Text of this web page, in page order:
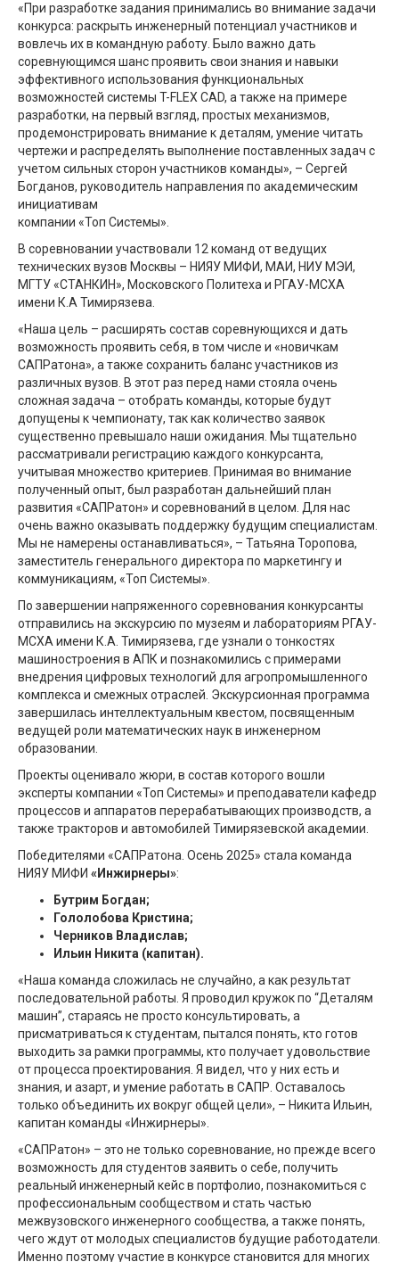
«При разработке задания принимались во внимание задачи
конкурса: раскрыть инженерный потенциал участников и
вовлечь их в командную работу. Было важно дать
соревнующимся шанс проявить свои знания и навыки
эффективного использования функциональных
возможностей системы T-FLEX CAD, а также на примере
разработки, на первый взгляд, простых механизмов,
продемонстрировать внимание к деталям, умение читать
чертежи и распределять выполнение поставленных задач с
учетом сильных сторон участников команды», – Сергей
Богданов, руководитель направления по академическим
инициативам
компании «Топ Системы».
В соревновании участвовали 12 команд от ведущих
технических вузов Москвы – НИЯУ МИФИ, МАИ, НИУ МЭИ,
МГТУ «СТАНКИН», Московского Политеха и РГАУ-МСХА
имени К.А Тимирязева.
«Наша цель – расширять состав соревнующихся и дать
возможность проявить себя, в том числе и «новичкам
САПРатона», а также сохранить баланс участников из
различных вузов. В этот раз перед нами стояла очень
сложная задача – отобрать команды, которые будут
допущены к чемпионату, так как количество заявок
существенно превышало наши ожидания. Мы тщательно
рассматривали регистрацию каждого конкурсанта,
учитывая множество критериев. Принимая во внимание
полученный опыт, был разработан дальнейший план
развития «САПРатон» и соревнований в целом. Для нас
очень важно оказывать поддержку будущим специалистам.
Мы не намерены останавливаться», – Татьяна Торопова,
заместитель генерального директора по маркетингу и
коммуникациям, «Топ Системы».
По завершении напряженного соревнования конкурсанты
отправились на экскурсию по музеям и лабораториям РГАУ-
МСХА имени К.А. Тимирязева, где узнали о тонкостях
машиностроения в АПК и познакомились с примерами
внедрения цифровых технологий для агропромышленного
комплекса и смежных отраслей. Экскурсионная программа
завершилась интеллектуальным квестом, посвященным
ведущей роли математических наук в инженерном
образовании.
Проекты оценивало жюри, в состав которого вошли
эксперты компании «Топ Системы» и преподаватели кафедр
процессов и аппаратов перерабатывающих производств, а
также тракторов и автомобилей Тимирязевской академии.
Победителями «САПРатона. Осень 2025» стала команда
НИЯУ МИФИ «Инжирнеры»:
Бутрим Богдан;
Гололобова Кристина;
Черников Владислав;
Ильин Никита (капитан).
«Наша команда сложилась не случайно, а как результат
последовательной работы. Я проводил кружок по “Деталям
машин”, стараясь не просто консультировать, а
присматриваться к студентам, пытался понять, кто готов
выходить за рамки программы, кто получает удовольствие
от процесса проектирования. Я видел, что у них есть и
знания, и азарт, и умение работать в САПР. Оставалось
только объединить их вокруг общей цели», – Никита Ильин,
капитан команды «Инжирнеры».
«САПРатон» – это не только соревнование, но прежде всего
возможность для студентов заявить о себе, получить
реальный инженерный кейс в портфолио, познакомиться с
профессиональным сообществом и стать частью
межвузовского инженерного сообщества, а также понять,
чего ждут от молодых специалистов будущие работодатели.
Именно поэтому участие в конкурсе становится для многих